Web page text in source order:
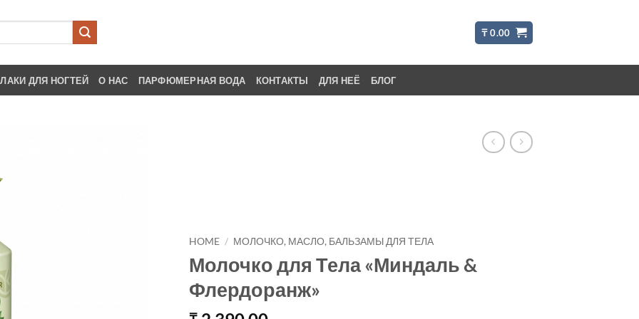
₸0.00
ЛАКИ ДЛЯ НОГТЕЙ О НАС ПАРФЮМЕРНАЯ ВОДА КОНТАКТЫ ДЛЯ НЕЁ БЛОГ
HOME / МОЛОЧКО, МАСЛО, БАЛЬЗАМЫ ДЛЯ ТЕЛА
Молочко для Тела «Миндаль &
Флердоранж»